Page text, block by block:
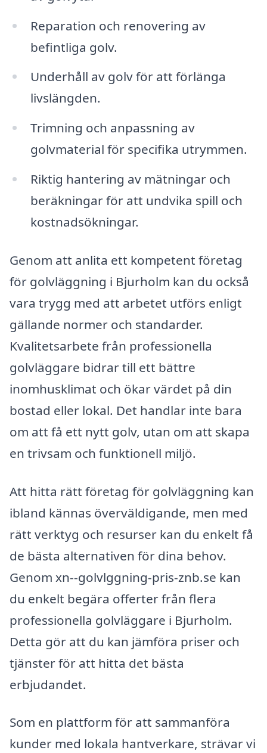
Reparation och renovering av
befintliga golv.
Underhåll av golv för att förlänga
livslängden.
Trimning och anpassning av
golvmaterial för specifika utrymmen.
Riktig hantering av mätningar och
beräkningar för att undvika spill och
kostnadsökningar.
Genom att anlita ett kompetent företag
för golvläggning i Bjurholm kan du också
vara trygg med att arbetet utförs enligt
gällande normer och standarder.
Kvalitetsarbete från professionella
golvläggare bidrar till ett bättre
inomhusklimat och ökar värdet på din
bostad eller lokal. Det handlar inte bara
om att få ett nytt golv, utan om att skapa
en trivsam och funktionell miljö.
Att hitta rätt företag för golvläggning kan
ibland kännas överväldigande, men med
rätt verktyg och resurser kan du enkelt få
de bästa alternativen för dina behov.
Genom xn--golvlggning-pris-znb.se kan
du enkelt begära offerter från flera
professionella golvläggare i Bjurholm.
Detta gör att du kan jämföra priser och
tjänster för att hitta det bästa
erbjudandet.
Som en plattform för att sammanföra
kunder med lokala hantverkare, strävar vi